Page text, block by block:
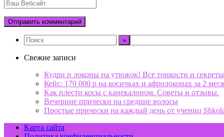
Свежие записи
Кудри и локоны на утюжок! Все тонкости и
Кейс: 170 000 р на косичках и афролоконах за 2
Как плести косы с канекалоном. Советы и отзывы.
Вечерние прически на средние волосы
Простые прически на каждый день от учениц
Карта сайта